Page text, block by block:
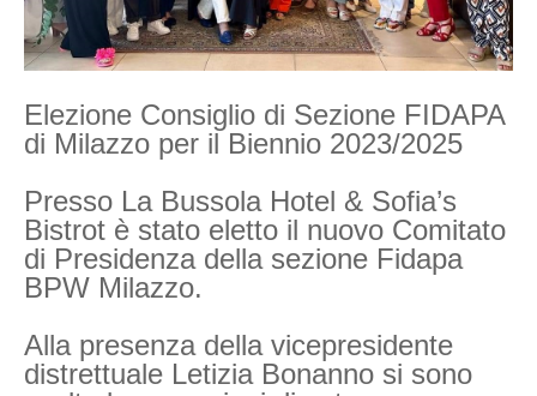
Elezione Consiglio di Sezione FIDAPA
di Milazzo per il Biennio 2023/2025
Presso La Bussola Hotel & Sofia’s
Bistrot è stato eletto il nuovo Comitato
di Presidenza della sezione Fidapa
BPW Milazzo.
Alla presenza della vicepresidente
distrettuale Letizia Bonanno si sono